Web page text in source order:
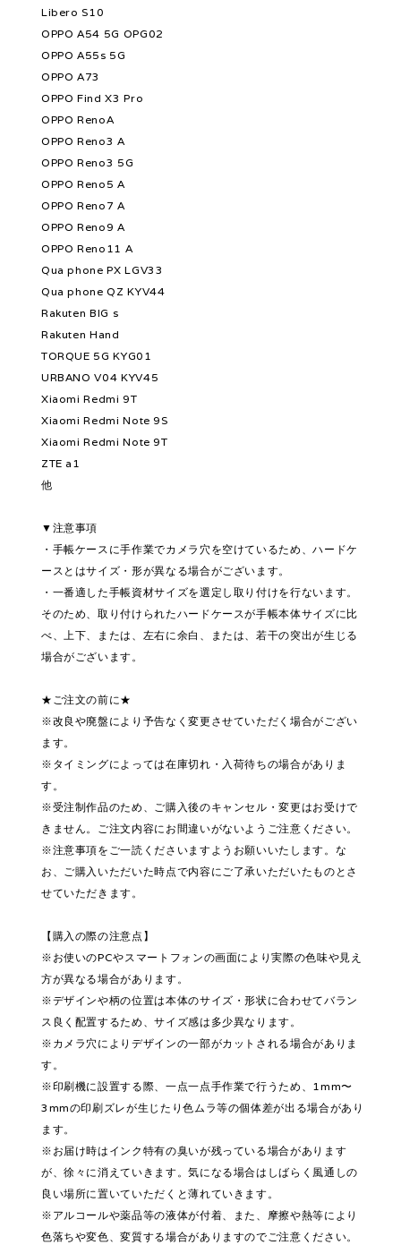
Libero S10
OPPO A54 5G OPG02
OPPO A55s 5G
OPPO A73
OPPO Find X3 Pro
OPPO RenoA
OPPO Reno3 A
OPPO Reno3 5G
OPPO Reno5 A
OPPO Reno7 A
OPPO Reno9 A
OPPO Reno11 A
Qua phone PX LGV33
Qua phone QZ KYV44
Rakuten BIG s
Rakuten Hand
TORQUE 5G KYG01
URBANO V04 KYV45
Xiaomi Redmi 9T
Xiaomi Redmi Note 9S
Xiaomi Redmi Note 9T
ZTE a1
他
▼注意事項
・手帳ケースに手作業でカメラ穴を空けているため、ハードケ
ースとはサイズ・形が異なる場合がございます。
・一番適した手帳資材サイズを選定し取り付けを行ないます。
そのため、取り付けられたハードケースが手帳本体サイズに比
べ、上下、または、左右に余白、または、若干の突出が生じる
場合がございます。
★ご注文の前に★
※改良や廃盤により予告なく変更させていただく場合がござい
ます。
※タイミングによっては在庫切れ・入荷待ちの場合がありま
す。
※受注制作品のため、ご購入後のキャンセル・変更はお受けで
きません。ご注文内容にお間違いがないようご注意ください。
※注意事項をご一読くださいますようお願いいたします。な
お、ご購入いただいた時点で内容にご了承いただいたものとさ
せていただきます。
【購入の際の注意点】
※お使いのPCやスマートフォンの画面により実際の色味や見え
方が異なる場合があります。
※デザインや柄の位置は本体のサイズ・形状に合わせてバラン
ス良く配置するため、サイズ感は多少異なります。
※カメラ穴によりデザインの一部がカットされる場合がありま
す。
※印刷機に設置する際、一点一点手作業で行うため、1mm〜
3mmの印刷ズレが生じたり色ムラ等の個体差が出る場合があり
ます。
※お届け時はインク特有の臭いが残っている場合があります
が、徐々に消えていきます。気になる場合はしばらく風通しの
良い場所に置いていただくと薄れていきます。
※アルコールや薬品等の液体が付着、また、摩擦や熱等により
色落ちや変色、変質する場合がありますのでご注意ください。